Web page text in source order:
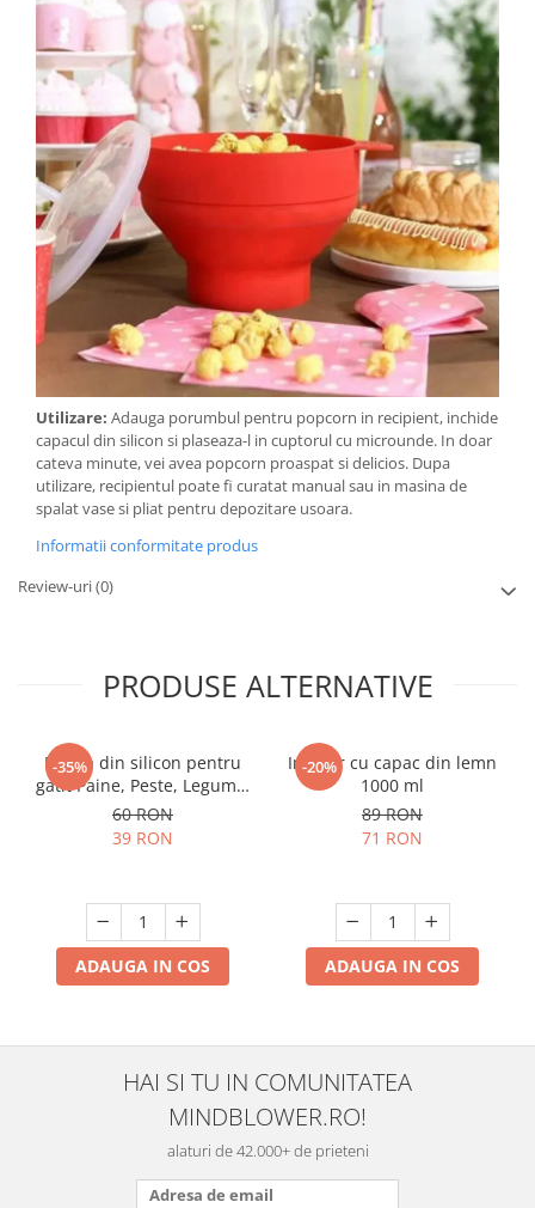
Utilizare: Adauga porumbul pentru popcorn in recipient, inchide
capacul din silicon si plaseaza-l in cuptorul cu microunde. In doar
cateva minute, vei avea popcorn proaspat si delicios. Dupa
utilizare, recipientul poate fi curatat manual sau in masina de
spalat vase si pliat pentru depozitare usoara.
Informatii conformitate produs
Review-uri(0)
PRODUSE ALTERNATIVE
-35%
Forma din silicon pentru
gatit Paine, Peste, Legume.
Din Silicon, Pliabila,
Multifunctionala
60 RON
39 RON
ADAUGA IN COS
-20%
Infuzor cu capac din lemn
1000 ml
89 RON
71 RON
ADAUGA IN COS
HAI SI TU IN COMUNITATEA
MINDBLOWER.RO!
alaturi de 42.000+ de prieteni